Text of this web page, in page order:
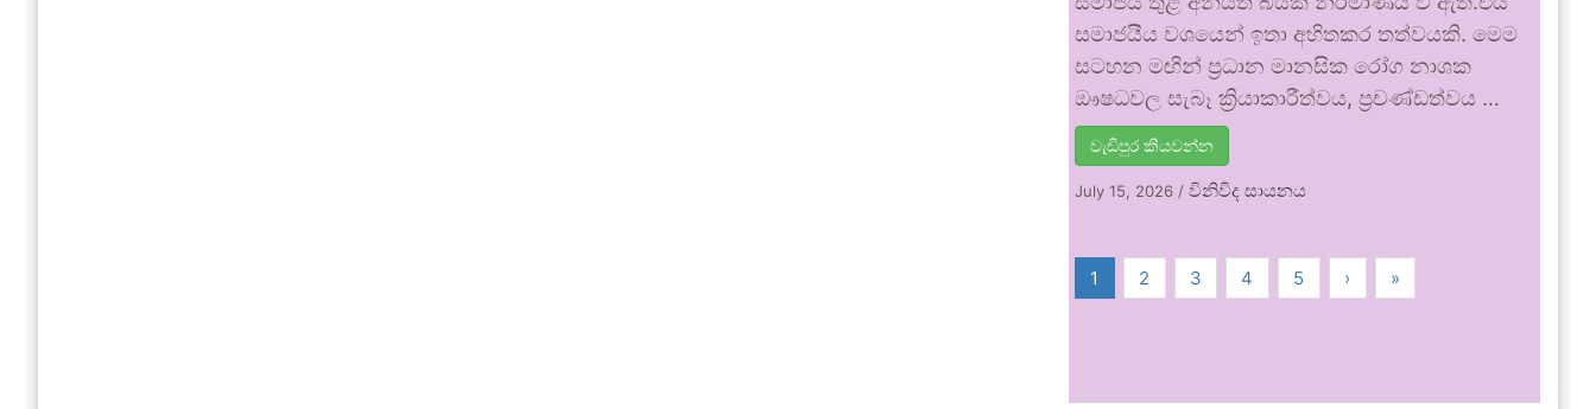
සමාජයීය වශයෙන් ඉතා අහිතකර තත්වයකි. මෙම
සටහන මඟින් ප්‍රධාන මානසික රෝග නාශක
ඖෂධවල සැබෑ ක්‍රියාකාරීත්වය, ප්‍රචණ්ඩත්වය …
වැඩිපුර කියවන්න
July 15, 2026 /විනිවිද සායනය
1 2 3 4 5 › »